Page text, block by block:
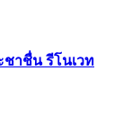
ชาชื่น รีโนเวท